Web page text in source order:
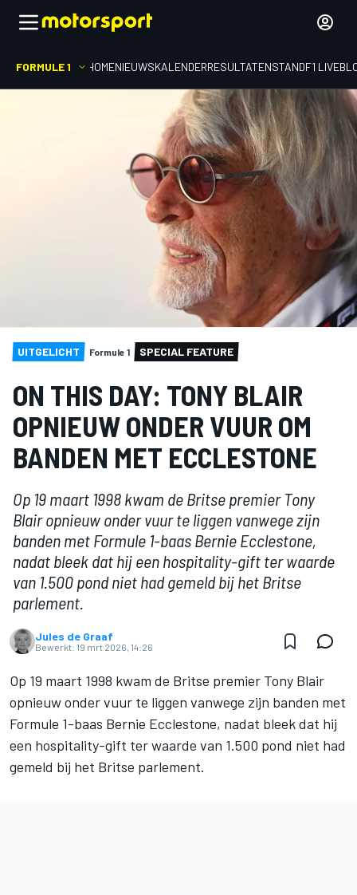
FORMULE 1 HOMENIEUWSKALENDERRESULTATENSTANDF1
UITGELICHT Formule 1 SPECIAL FEATURE
ON THIS DAY: TONY BLAIR
OPNIEUW ONDER VUUR OM
BANDEN MET ECCLESTONE
Op 19 maart 1998 kwam de Britse premier Tony
Blair opnieuw onder vuur te liggen vanwege zijn
banden met Formule 1-baas Bernie Ecclestone,
nadat bleek dat hij een hospitality-gift ter waarde
van 1.500 pond niet had gemeld bij het Britse
parlement.
Jules de Graaf
Bewerkt: 19 mrt 2026, 14:26
Op 19 maart 1998 kwam de Britse premier Tony Blair
opnieuw onder vuur te liggen vanwege zijn banden met
Formule 1-baas Bernie Ecclestone, nadat bleek dat hij
een hospitality-gift ter waarde van 1.500 pond niet had
gemeld bij het Britse parlement.